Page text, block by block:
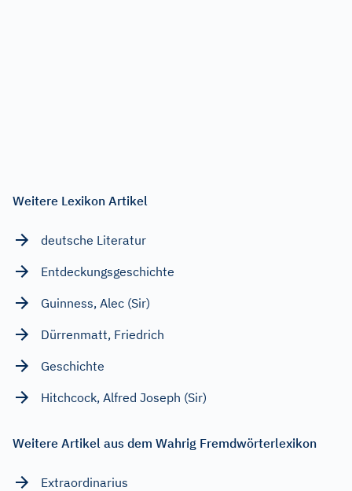
Weitere Lexikon Artikel
deutsche Literatur
Entdeckungsgeschichte
Guinness, Alec (Sir)
Dürrenmatt, Friedrich
Geschichte
Hitchcock, Alfred Joseph (Sir)
Weitere Artikel aus dem Wahrig Fremdwörterlexikon
Extraordinarius